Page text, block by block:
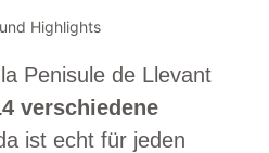
Highlights
Penisule de Llevant
verschiedene
ist echt für jeden